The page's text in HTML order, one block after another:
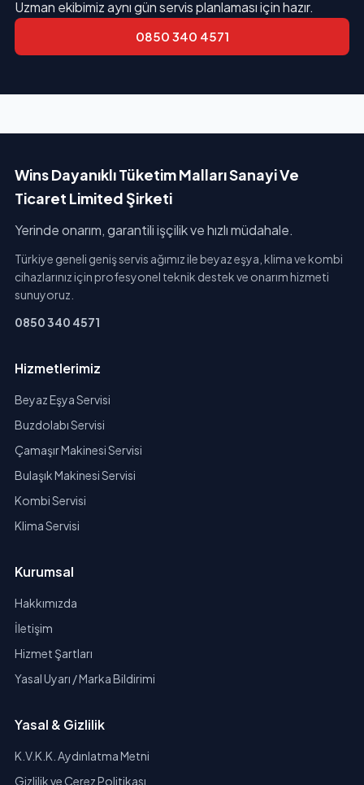
Uzman ekibimiz aynı gün servis planlaması için hazır.
0850 340 4571
Wins Dayanıklı Tüketim Malları Sanayi Ve
Ticaret Limited Şirketi
Yerinde onarım, garantili işçilik ve hızlı müdahale.
Türkiye geneli geniş servis ağımız ile beyaz eşya, klima ve kombi
cihazlarınız için profesyonel teknik destek ve onarım hizmeti
sunuyoruz.
0850 340 4571
Hizmetlerimiz
Beyaz Eşya Servisi
Buzdolabı Servisi
Çamaşır Makinesi Servisi
Bulaşık Makinesi Servisi
Kombi Servisi
Klima Servisi
Kurumsal
Hakkımızda
İletişim
Hizmet Şartları
Yasal Uyarı / Marka Bildirimi
Yasal & Gizlilik
K.V.K.K. Aydınlatma Metni
Gizlilik ve Çerez Politikası